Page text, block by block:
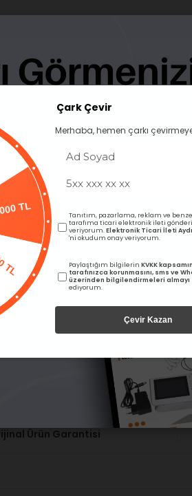
ÜRÜNLER
Meta Biomed Paper Points
yapmalısınız.
Ürün Garantisi
Çark Çevir
Merhaba, hemen çarkı
Tanıtım, pazarlama, reklam ve
tarafıma ticari elektronik ileti
veriyorum.Elektronik Ticari İleti
'ni okudum onay veriyorum.
Paylaştığım bilgilerin KVKK
tarafınızca korunmasını, sms ve
üzerinden bilgilendirmeleri almayı
ediyorum.
Çevir Kazan